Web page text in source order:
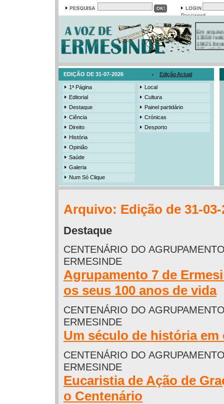
Password
Em arquivo
13558
19421
385
EDIÇÃO DE 31-07-2026 Edição Actual
1ª Página
Editorial
Destaque
Ciência
Direito
História
Opinião
Saúde
Galeria
Num Só Clique
Local
Cultura
Painel partidário
Crónicas
Desporto
Arquivo: Edição de 31-03-
Destaque
CENTENÁRIO DO
ERMESINDE
Agrupamento 7 de
os seus 100 anos de vida
CENTENÁRIO DO
ERMESINDE
Um século de história em
CENTENÁRIO DO
ERMESINDE
Eucaristia de Ação de
o Centenário